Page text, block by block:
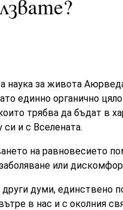
наука за живота
единно органично
трябва да бъдат в
и с Вселената.
на равновесието
или
други думи, единствено
в нас и с околния